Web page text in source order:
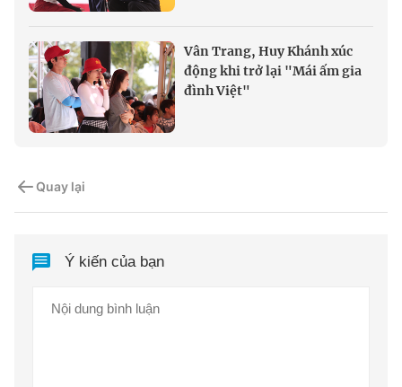
Vân Trang, Huy Khánh xúc
động khi trở lại "Mái ấm gia
đình Việt"
Quay lại
Ý kiến của bạn